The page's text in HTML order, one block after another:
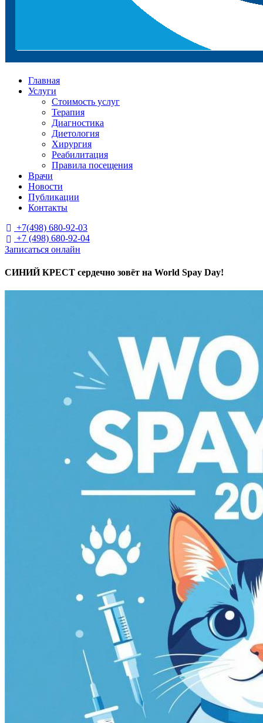
Главная
Услуги
Стоимость услуг
Терапия
Диагностика
Диетология
Хирургия
Реабилитация
Правила посещения
Врачи
Новости
Публикации
Контакты
 +7(498) 680-92-03
 +7 (498) 680-92-04
Записаться онлайн
СИНИЙ КРЕСТ сердечно зовёт на World Spay Day!